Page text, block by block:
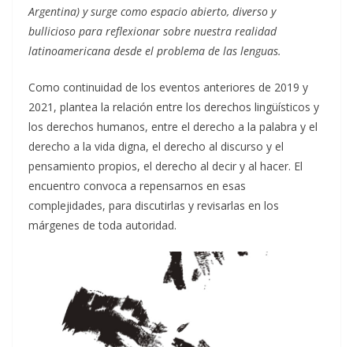
Argentina) y surge como espacio abierto, diverso y
bullicioso para reflexionar sobre nuestra realidad
latinoamericana desde el problema de las lenguas.
Como continuidad de los eventos anteriores de 2019 y
2021, plantea la relación entre los derechos lingüísticos y
los derechos humanos, entre el derecho a la palabra y el
derecho a la vida digna, el derecho al discurso y el
pensamiento propios, el derecho al decir y al hacer. El
encuentro convoca a repensarnos en esas
complejidades, para discutirlas y revisarlas en los
márgenes de toda autoridad.